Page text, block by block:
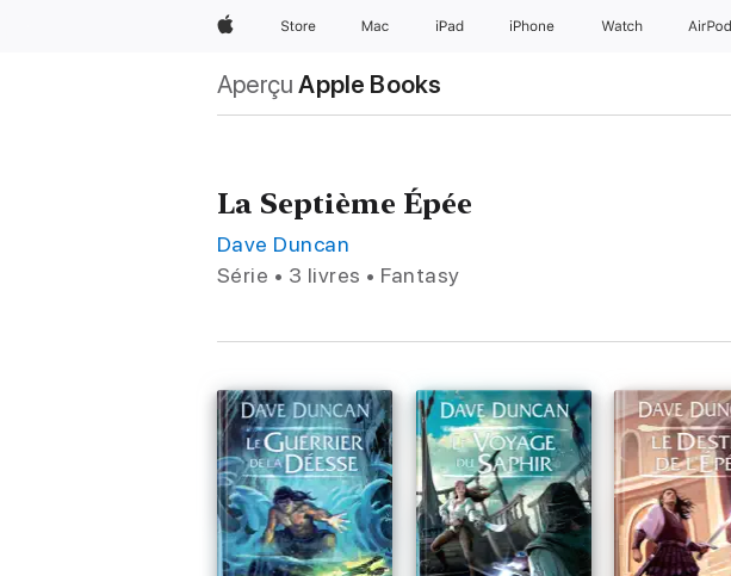
AppleStore Mac iPad iPhone Watch
Aperçu Apple Books
La Septième Épée
Dave Duncan
Série • 3 livres • Fantasy